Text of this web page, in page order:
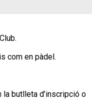
com en pàdel.
butlleta d’inscripció o